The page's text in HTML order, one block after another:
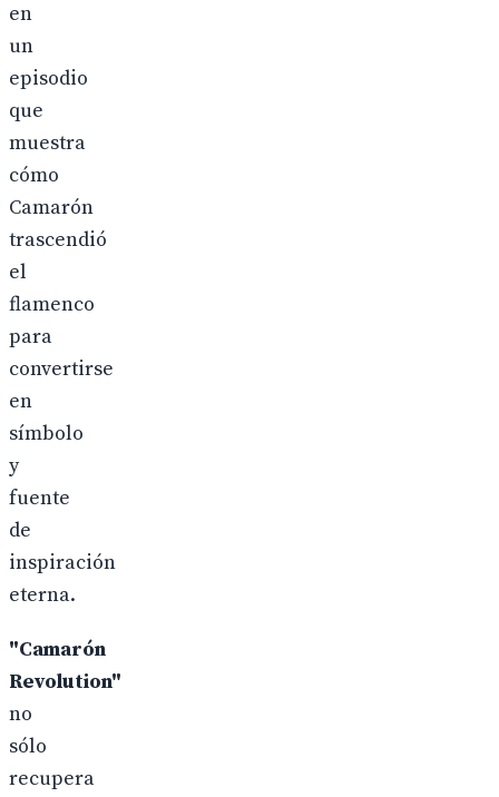
en
un
episodio
que
muestra
cómo
Camarón
trascendió
el
flamenco
para
convertirse
en
símbolo
y
fuente
de
inspiración
eterna.
"Camarón
Revolution"
no
sólo
recupera